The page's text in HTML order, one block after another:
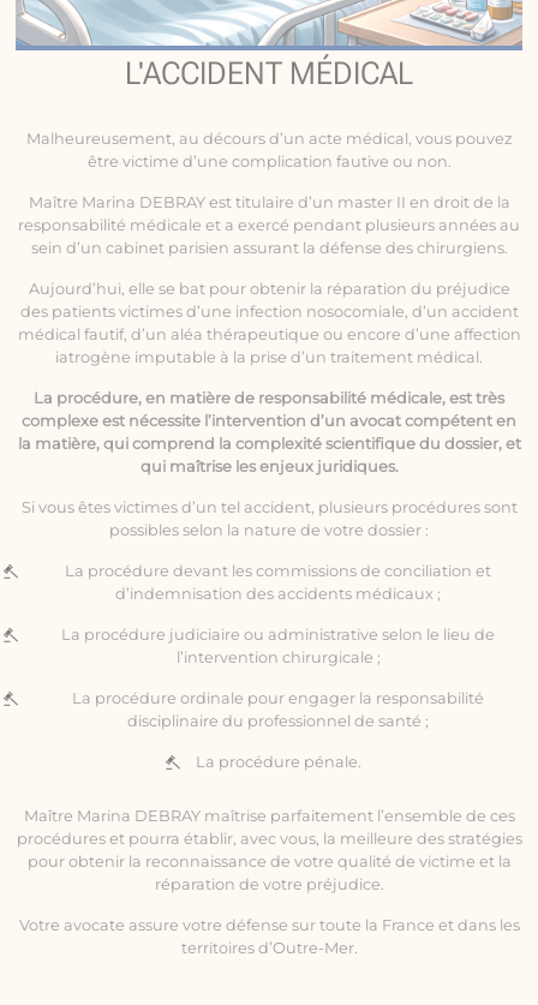
L'ACCIDENT MÉDICAL
Malheureusement, au décours d’un acte médical, vous pouvez
être victime d’une complication fautive ou non.
Maître Marina DEBRAY est titulaire d’un master II en droit de la
responsabilité médicale et a exercé pendant plusieurs années au
sein d’un cabinet parisien assurant la défense des chirurgiens.
Aujourd’hui, elle se bat pour obtenir la réparation du préjudice
des patients victimes d’une infection nosocomiale, d’un accident
médical fautif, d’un aléa thérapeutique ou encore d’une affection
iatrogène imputable à la prise d’un traitement médical.
La procédure, en matière de responsabilité médicale, est très
complexe est nécessite l’intervention d’un avocat compétent en
la matière, qui comprend la complexité scientifique du dossier, et
qui maîtrise les enjeux juridiques.
Si vous êtes victimes d’un tel accident, plusieurs procédures sont
possibles selon la nature de votre dossier :
La procédure devant les commissions de conciliation et
d’indemnisation des accidents médicaux ;
La procédure judiciaire ou administrative selon le lieu de
l’intervention chirurgicale ;
La procédure ordinale pour engager la responsabilité
disciplinaire du professionnel de santé ;
La procédure pénale.
Maître Marina DEBRAY maîtrise parfaitement l’ensemble de ces
procédures et pourra établir, avec vous, la meilleure des stratégies
pour obtenir la reconnaissance de votre qualité de victime et la
réparation de votre préjudice.
Votre avocate assure votre défense sur toute la France et dans les
territoires d’Outre-Mer.